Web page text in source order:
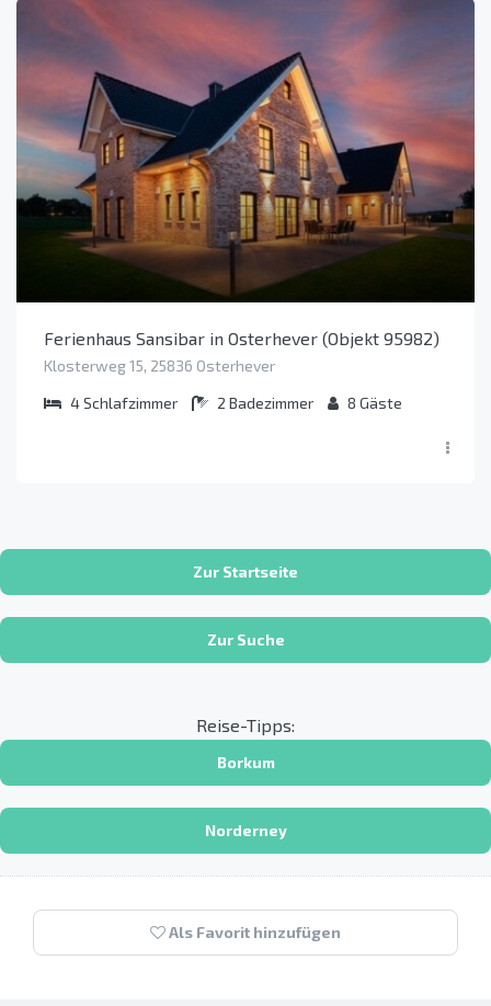
Ferienhaus Sansibar in Osterhever (Objekt 95982)
Klosterweg 15, 25836 Osterhever
4Schlafzimmer 2 Badezimmer 8 Gäste
Zur Startseite
Zur Suche
Reise-Tipps:
Borkum
Norderney
Als Favorit hinzufügen